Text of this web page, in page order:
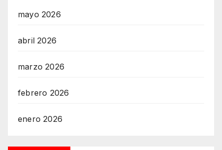
mayo 2026
abril 2026
marzo 2026
febrero 2026
enero 2026